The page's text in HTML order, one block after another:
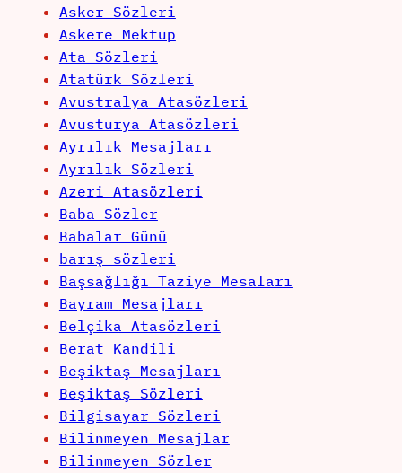
Asker Sözleri
Askere Mektup
Ata Sözleri
Atatürk Sözleri
Avustralya Atasözleri
Avusturya Atasözleri
Ayrılık Mesajları
Ayrılık Sözleri
Azeri Atasözleri
Baba Sözler
Babalar Günü
barış sözleri
Başsağlığı Taziye Mesaları
Bayram Mesajları
Belçika Atasözleri
Berat Kandili
Beşiktaş Mesajları
Beşiktaş Sözleri
Bilgisayar Sözleri
Bilinmeyen Mesajlar
Bilinmeyen Sözler